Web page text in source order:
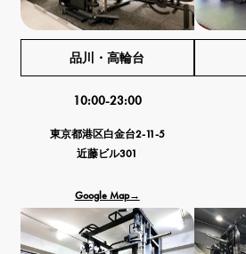
品川・高輪台
10:00-23:00
東京都港区白金台2-11-5
近藤ビル301
Google Map→